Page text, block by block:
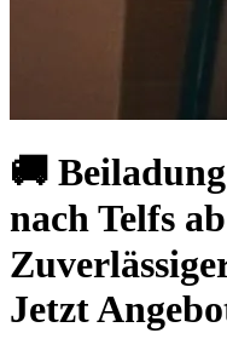
🚚
nach Telfs
Jetzt